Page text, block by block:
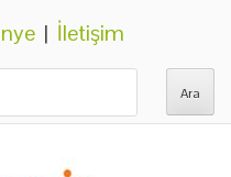
| İletişim